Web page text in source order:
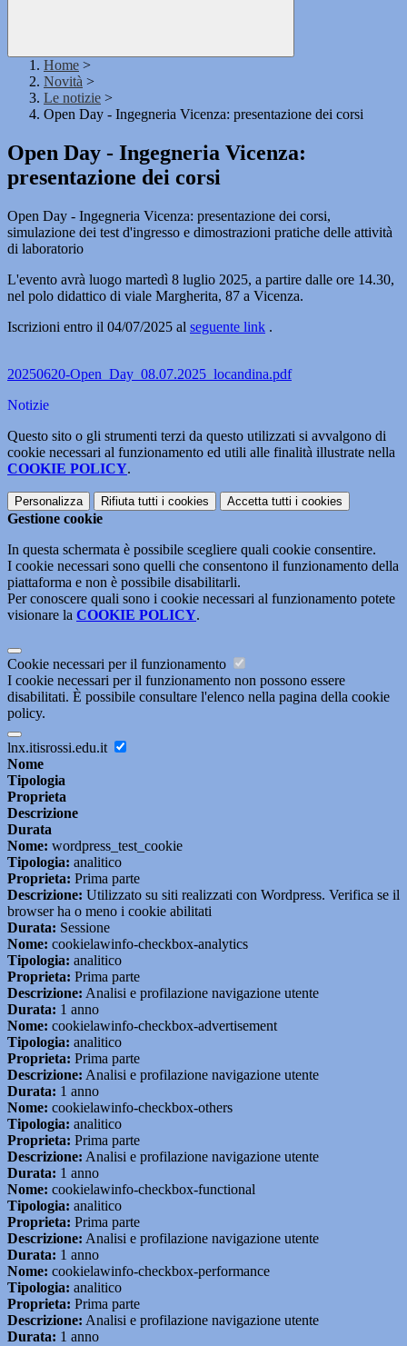
Home >
Novità >
Le notizie >
Open Day - Ingegneria Vicenza: presentazione dei corsi
Open Day - Ingegneria Vicenza:
presentazione dei corsi
Open Day - Ingegneria Vicenza: presentazione dei corsi,
simulazione dei test d'ingresso e dimostrazioni pratiche delle attività
di laboratorio
L'evento avrà luogo martedì 8 luglio 2025, a partire dalle ore 14.30,
nel polo didattico di viale Margherita, 87 a Vicenza.
Iscrizioni entro il 04/07/2025 al seguente link .
20250620-Open_Day_08.07.2025_locandina.pdf
Notizie
Questo sito o gli strumenti terzi da questo utilizzati si avvalgono di
cookie necessari al funzionamento ed utili alle finalità illustrate nella
COOKIE POLICY.
Personalizza Rifiuta tutti i cookies Accetta tutti i cookies
Gestione cookie
In questa schermata è possibile scegliere quali cookie consentire.
I cookie necessari sono quelli che consentono il funzionamento della
piattaforma e non è possibile disabilitarli.
Per conoscere quali sono i cookie necessari al funzionamento potete
visionare la COOKIE POLICY.
Cookie necessari per il funzionamento
I cookie necessari per il funzionamento non possono essere
disabilitati. È possibile consultare l'elenco nella pagina della cookie
policy.
lnx.itisrossi.edu.it
Nome
Tipologia
Proprieta
Descrizione
Durata
Nome: wordpress_test_cookie
Tipologia: analitico
Proprieta: Prima parte
Descrizione: Utilizzato su siti realizzati con Wordpress. Verifica se il
browser ha o meno i cookie abilitati
Durata: Sessione
Nome: cookielawinfo-checkbox-analytics
Tipologia: analitico
Proprieta: Prima parte
Descrizione: Analisi e profilazione navigazione utente
Durata: 1 anno
Nome: cookielawinfo-checkbox-advertisement
Tipologia: analitico
Proprieta: Prima parte
Descrizione: Analisi e profilazione navigazione utente
Durata: 1 anno
Nome: cookielawinfo-checkbox-others
Tipologia: analitico
Proprieta: Prima parte
Descrizione: Analisi e profilazione navigazione utente
Durata: 1 anno
Nome: cookielawinfo-checkbox-functional
Tipologia: analitico
Proprieta: Prima parte
Descrizione: Analisi e profilazione navigazione utente
Durata: 1 anno
Nome: cookielawinfo-checkbox-performance
Tipologia: analitico
Proprieta: Prima parte
Descrizione: Analisi e profilazione navigazione utente
Durata: 1 anno